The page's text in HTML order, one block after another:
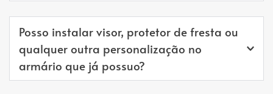
Em caso de quebras e depredações ou uso
indevido do mesmo possuímos um setor de
manutenção onde o fornecimento das peças será
cobrado. Envie-nos uma foto da avaria e
orçaremos no menor tempo possível para
Posso instalar visor, protetor de fresta ou
qualquer outra personalização no
armário que já possuo?